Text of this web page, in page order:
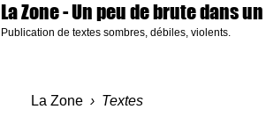
La Zone- Un peu de brute dans
Publication de textes sombres, débiles, violents.
La Zone Textes